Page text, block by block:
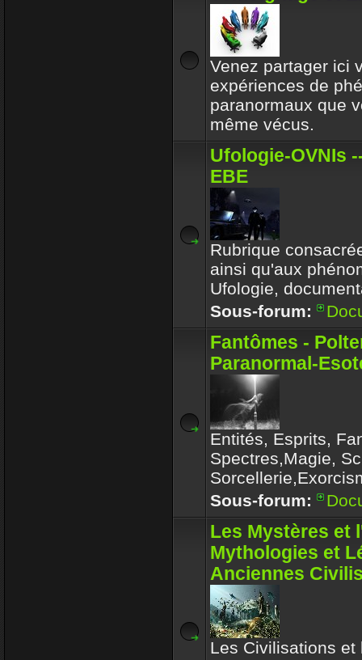
respectait
Enjoy
30 Déc 2017 16:32
Venez partager ici
expériences de
paranormaux que
même vécus.
Ufologie-OVNIs
EBE
Rubrique
ainsi qu'aux
Ufologie,
Sous-forum:
Fantômes -
Paranormal-
Entités, Esprits,
Spectres,Magie,
Sous-forum:
Les Mystères et
Mythologies et
Anciennes
Les Civilisations